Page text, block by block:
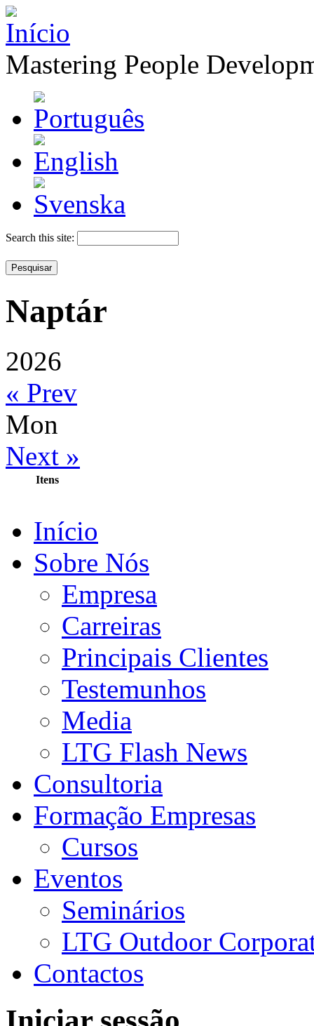
Mastering People
Search this site:
Naptár
2026
« Prev
Mon
Next »
Itens
Início
Sobre Nós
Empresa
Carreiras
Principais Clientes
Testemunhos
Media
LTG Flash News
Consultoria
Formação Empresas
Cursos
Eventos
Seminários
LTG Outdoor
Contactos